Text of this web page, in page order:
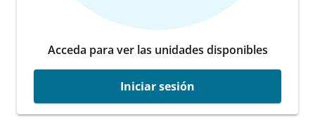
Acceda para ver las unidades disponibles
Iniciar sesión